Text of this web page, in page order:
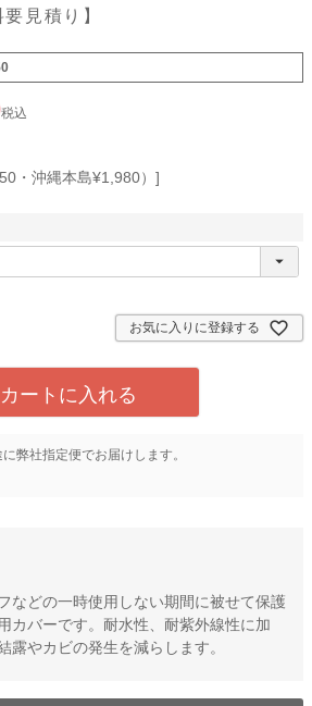
見積り】
税込
・沖縄本島¥1,980）
お気に入りに登録する
カートに入れる
に弊社指定便でお届けします。
などの一時使用しない期間に被せて保護
カバーです。耐水性、耐紫外線性に加
露やカビの発生を減らします。